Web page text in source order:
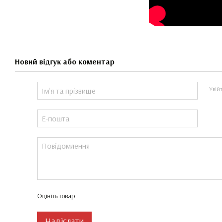
Новий відгук або коментар
Оцініть товар